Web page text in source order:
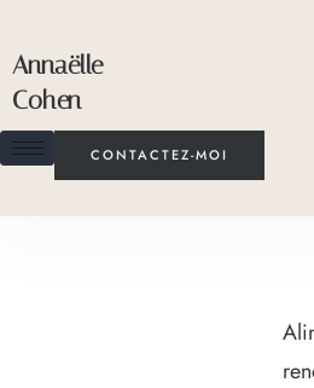
Annaëlle
Cohen
CONTACTEZ-MOI